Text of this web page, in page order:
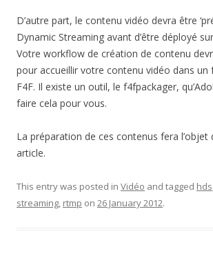
D’autre part, le contenu vidéo devra être
Dynamic Streaming avant d’être déployé
Votre workflow de création de contenu
pour accueillir votre contenu vidéo dans
F4F. Il existe un outil, le f4fpackager,
faire cela pour vous.
La préparation de ces contenus fera l’objet
article.
This entry was posted in Vidéo and tagged hds
streaming, rtmp on 26 January 2012.